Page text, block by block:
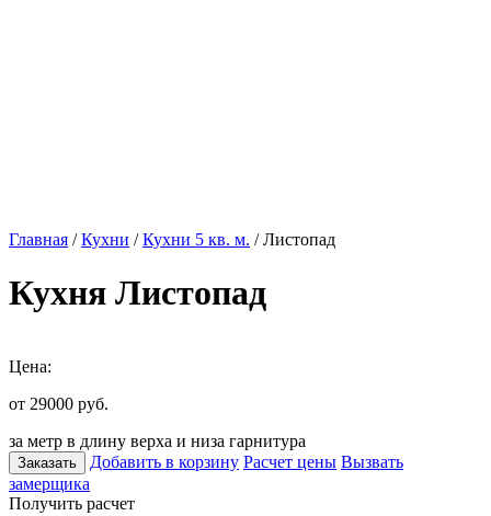
Главная /Кухни /Кухни 5 кв. м. / Листопад
Кухня Листопад
Цена:
от 29000 руб.
за метр в длину верха и низа гарнитура
Заказать Добавить в корзину Расчет цены Вызвать
замерщика
Получить расчет